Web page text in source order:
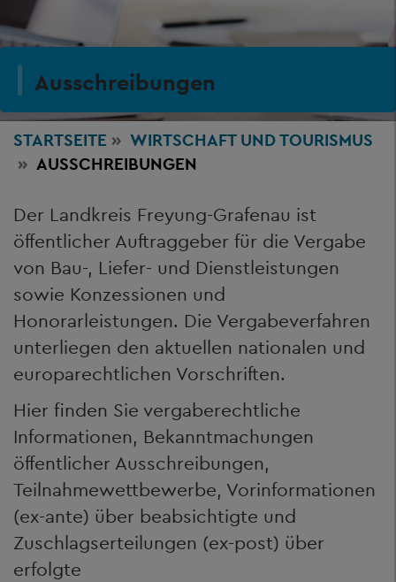
Ausschreibungen
STARTSEITE WIRTSCHAFT UND TOURISMUS
AUSSCHREIBUNGEN
Der Landkreis Freyung-Grafenau ist
öffentlicher Auftraggeber für die Vergabe
von Bau-, Liefer- und Dienstleistungen
sowie Konzessionen und
Honorarleistungen. Die Vergabeverfahren
unterliegen den aktuellen nationalen und
europarechtlichen Vorschriften.
Hier finden Sie vergaberechtliche
Informationen, Bekanntmachungen
öffentlicher Ausschreibungen,
Teilnahmewettbewerbe, Vorinformationen
(ex-ante) über beabsichtigte und
Zuschlagserteilungen (ex-post) über
erfolgte